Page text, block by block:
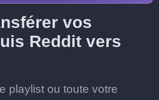
vos
Reddit vers
playlist ou toute votre